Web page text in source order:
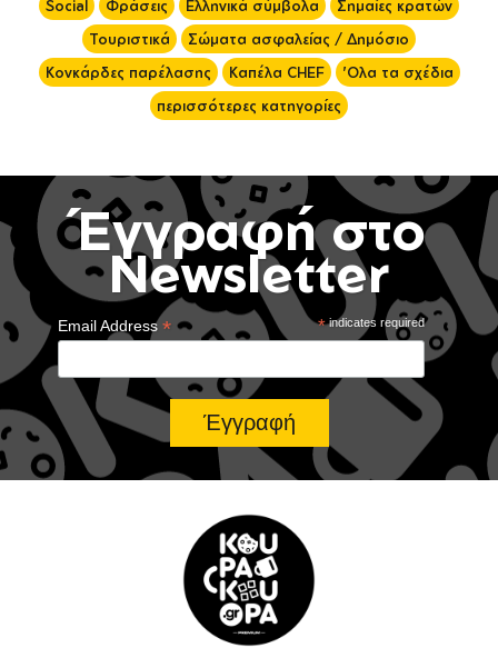
Social
Φράσεις Ελληνικά σύμβολα
Σημαίες κρατών
Τουριστικά
Σώματα ασφαλείας / Δημόσιο
Κονκάρδες παρέλασης
Καπέλα CHEF
'Ολα τα σχέδια
περισσότερες κατηγορίες
Έγγραφή στο
Newsletter
*indicates required
Email Address*